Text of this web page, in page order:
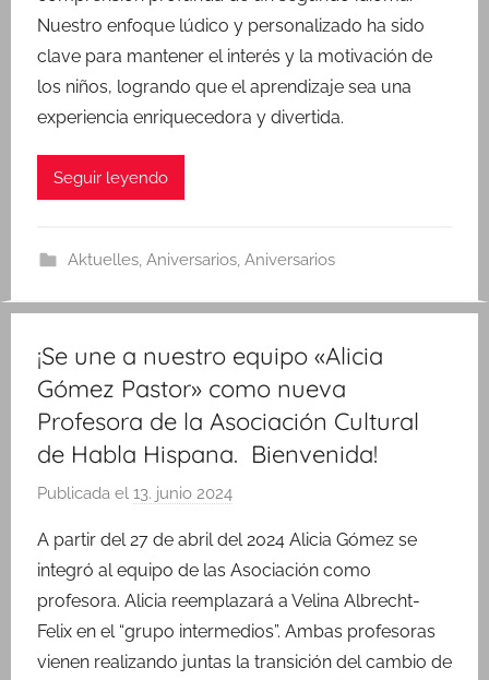
Nuestro enfoque lúdico y personalizado ha sido
clave para mantener el interés y la motivación de
los niños, logrando que el aprendizaje sea una
experiencia enriquecedora y divertida.
Seguir leyendo
Aktuelles, Aniversarios, Aniversarios
¡Se une a nuestro equipo «Alicia
Gómez Pastor» como nueva
Profesora de la Asociación Cultural
de Habla Hispana. Bienvenida!
Publicada el 13. junio 2024
r
M
a
r
A partir del 27 de abril del 2024 Alicia Gómez se
integró al equipo de las Asociación como
profesora. Alicia reemplazará a Velina Albrecht-
Felix en el “grupo intermedios”. Ambas profesoras
vienen realizando juntas la transición del cambio de